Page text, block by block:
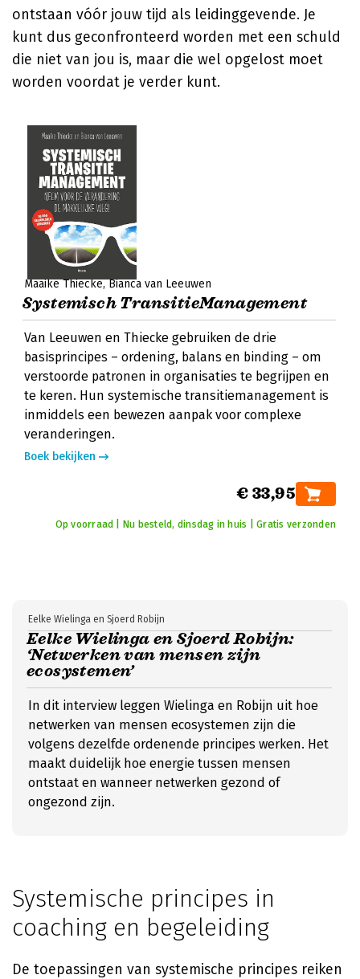
ontstaan vóór jouw tijd als leidinggevende. Je
kunt dus geconfronteerd worden met een schuld
die niet van jou is, maar die wel opgelost moet
worden voordat je verder kunt.
Maaike Thiecke Bianca van Leeuwen
Systemisch TransitieManagement
Van Leeuwen en Thiecke gebruiken de drie
basisprincipes – ordening, balans en binding – om
verstoorde patronen in organisaties te begrijpen en
te keren. Hun systemische transitiemanagement is
inmiddels een bewezen aanpak voor complexe
veranderingen.
Boek bekijken
€ 33,95
Op voorraad | Nu besteld, dinsdag in huis | Gratis verzonden
Eelke Wielinga en Sjoerd Robijn:
‘Netwerken van mensen zijn
ecosystemen’
Eelke Wielinga en Sjoerd Robijn
In dit interview leggen Wielinga en Robijn uit hoe
netwerken van mensen ecosystemen zijn die
volgens dezelfde ordenende principes werken. Het
maakt duidelijk hoe energie tussen mensen
ontstaat en wanneer netwerken gezond of
ongezond zijn.
Systemische principes in
coaching en begeleiding
De toepassingen van systemische principes reiken